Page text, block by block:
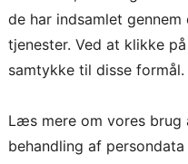
byer derimellem.
levetid og
gulvafslibning /
de har indsamlet
tjenester. Ved at klikke
samtykke til disse formål.
Læs mere om vores brug
behandling af persondata